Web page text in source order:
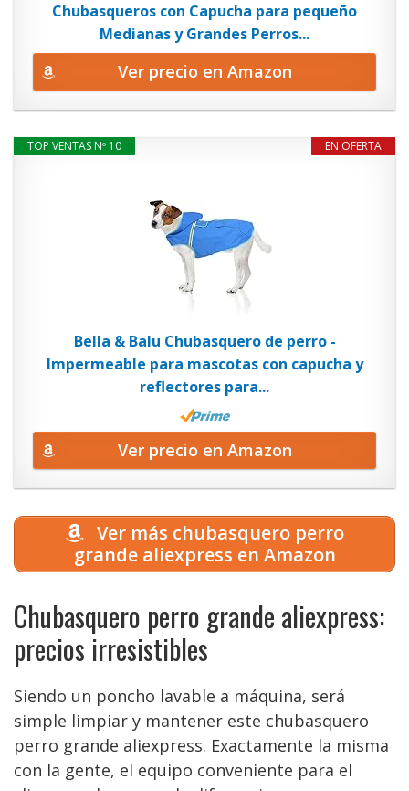
Chubasqueros con Capucha para pequeño
Medianas y Grandes Perros...
Ver precio en Amazon
EN OFERTA
TOP VENTAS Nº 10
Bella & Balu Chubasquero de perro -
Impermeable para mascotas con capucha y
reflectores para...
Ver precio en Amazon
Ver más chubasquero perro
grande aliexpress en Amazon
Chubasquero perro grande aliexpress:
precios irresistibles
Siendo un poncho lavable a máquina, será
simple limpiar y mantener este chubasquero
perro grande aliexpress. Exactamente la misma
con la gente, el equipo conveniente para el